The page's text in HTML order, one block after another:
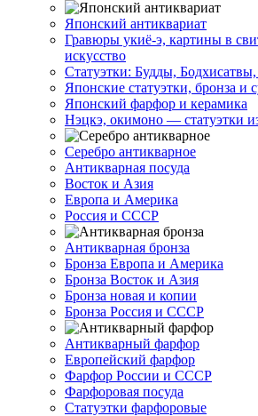
Японский антиквариат
Гравюры укиё-э, картины в
искусство
Статуэтки: Будды,
Японские статуэтки, бронза и
Японский фарфор и керамика
Нэцкэ, окимоно — статуэтки
Серебро антикварное
Антикварная посуда
Восток и Азия
Европа и Америка
Россия и СССР
Антикварная бронза
Бронза Европа и Америка
Бронза Восток и Азия
Бронза новая и копии
Бронза Россия и СССР
Антикварный фарфор
Европейский фарфор
Фарфор России и СССР
Фарфоровая посуда
Статуэтки фарфоровые